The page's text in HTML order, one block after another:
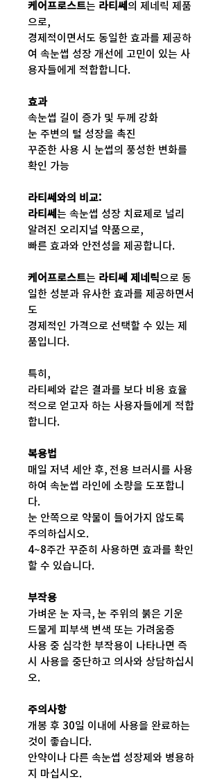
케어프로스트는 라티쎄 의 제네릭 제품
으로,
경제적이면서도 동일한 효과를 제공하
여 속눈썹 성장 개선에 고민이 있는 사
용자들에게 적합합니다.
효과
속눈썹 길이 증가 및 두께 강화
눈 주변의 털 성장을 촉진
꾸준한 사용 시 눈썹의 풍성한 변화를
확인 가능
라티쎄와의 비교:
라티쎄 는 속눈썹 성장 치료제로 널리
알려진 오리지널 약품으로,
빠른 효과와 안전성을 제공합니다.
케어프로스트는 라티쎄 제네릭으로 동
일한 성분과 유사한 효과를 제공하면서
도
경제적인 가격으로 선택할 수 있는 제
품입니다.
특히,
라티쎄와 같은 결과를 보다 비용 효율
적으로 얻고자 하는 사용자들에게 적합
합니다.
복용법
매일 저녁 세안 후, 전용 브러시를 사용
하여 속눈썹 라인에 소량을 도포합니
다.
눈 안쪽으로 약물이 들어가지 않도록
주의하십시오.
4~8주간 꾸준히 사용하면 효과를 확인
할 수 있습니다.
부작용
가벼운 눈 자극, 눈 주위의 붉은 기운
드물게 피부색 변색 또는 가려움증
사용 중 심각한 부작용이 나타나면 즉
시 사용을 중단하고 의사와 상담하십시
오.
주의사항
개봉 후 30일 이내에 사용을 완료하는
것이 좋습니다.
안약이나 다른 속눈썹 성장제와 병용하
지 마십시오.